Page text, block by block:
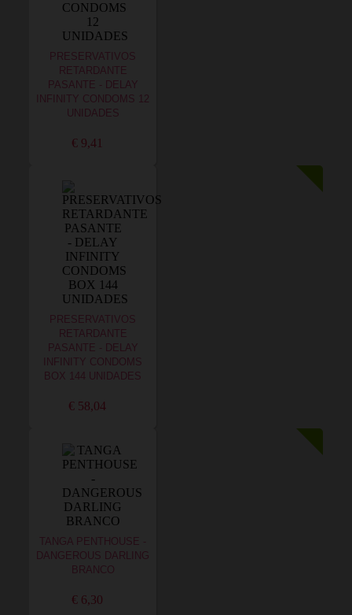
PRESERVATIVOS
RETARDANTE
PASANTE - DELAY
INFINITY CONDOMS 12
UNIDADES
€ 9,41
PRESERVATIVOS
RETARDANTE
PASANTE - DELAY
INFINITY CONDOMS
BOX 144 UNIDADES
€ 58,04
TANGA PENTHOUSE -
DANGEROUS DARLING
BRANCO
€ 6,30